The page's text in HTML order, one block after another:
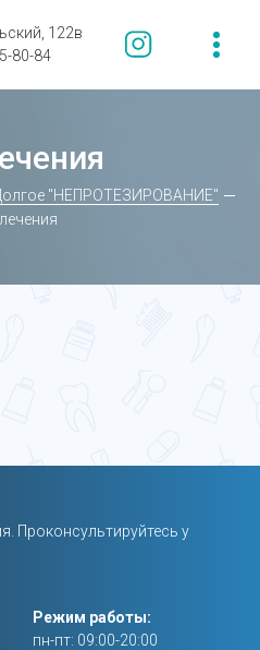
122в
80-84
"НЕПРОТЕЗИРОВАНИЕ"
Проконсультируйтесь у
Режим работы:
пн-пт: 09:00-20:00